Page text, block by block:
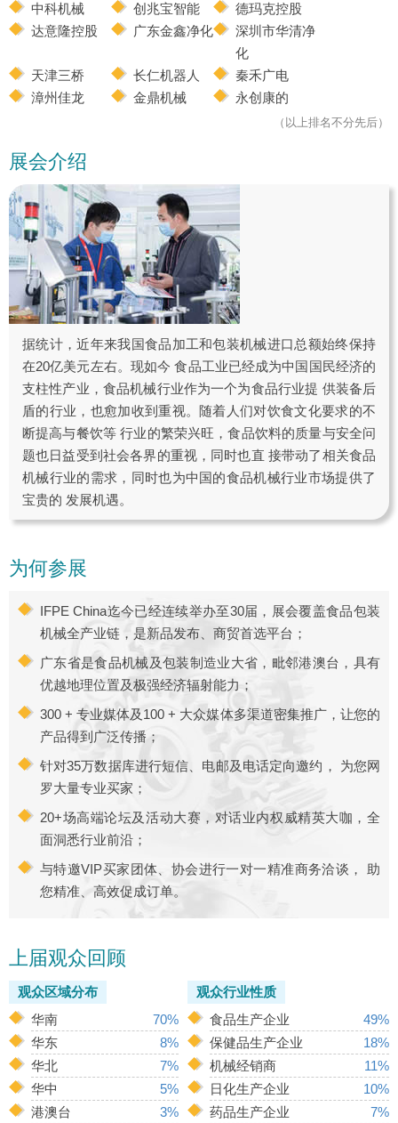
中科机械
创兆宝智能
德玛克控股
达意隆控股
广东金鑫净化
深圳市华清净
化
天津三桥
长仁机器人
秦禾广电
漳州佳龙
金鼎机械 永创康的
（以上排名不分先后）
展会介绍
据统计，近年来我国食品加工和包装机械进口总额始终保持
在20亿美元左右。现如今 食品工业已经成为中国国民经济的
支柱性产业，食品机械行业作为一个为食品行业提 供装备后
盾的行业，也愈加收到重视。随着人们对饮食文化要求的不
断提高与餐饮等 行业的繁荣兴旺，食品饮料的质量与安全问
题也日益受到社会各界的重视，同时也直 接带动了相关食品
机械行业的需求，同时也为中国的食品机械行业市场提供了
宝贵的 发展机遇。
为何参展
IFPE China迄今已经连续举办至30届，展会覆盖食品包装
机械全产业链，是新品发布、商贸首选平台；
广东省是食品机械及包装制造业大省，毗邻港澳台，具有
优越地理位置及极强经济辐射能力；
300 + 专业媒体及100 + 大众媒体多渠道密集推广，让您的
产品得到广泛传播；
针对35万数据库进行短信、电邮及电话定向邀约， 为您网
罗大量专业买家；
20+场高端论坛及活动大赛，对话业内权威精英大咖，全
面洞悉行业前沿；
与特邀VIP买家团体、协会进行一对一精准商务洽谈， 助
您精准、高效促成订单。
上届观众回顾
观众区域分布
华南
70%
华东
8%
华北
7%
华中
5%
港澳台
3%
观众行业性质
食品生产企业
49%
保健品生产企业
18%
机械经销商
11%
日化生产企业
10%
药品生产企业
7%